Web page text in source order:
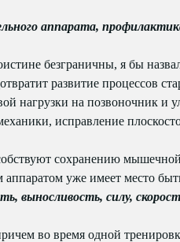
аппарата,
безграничны, я бы
развитие процессов
нагрузки на позвоночник
исправление
сохранению
уже имеет место
выносливость, силу,
во время одной